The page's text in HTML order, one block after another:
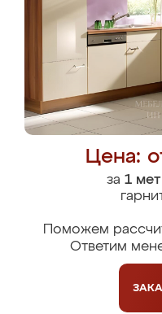
Цена:
за 1
Поможем
Ответим